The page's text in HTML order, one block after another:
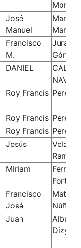
Morales
José
Manuel
Martí
Francisco
M.
Jurado
Gómez
DANIEL
CALLE
Roy Francis Perez
Roy Francis Perez
Roy Francis Perez
Jesús
Velasco
Ramos
Miriam
Fortea
Francisco
José
Matos
Núñez
Juan
Dizy